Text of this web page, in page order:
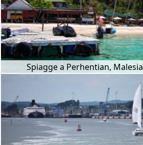
Spiagge a Perhentian, Malesia